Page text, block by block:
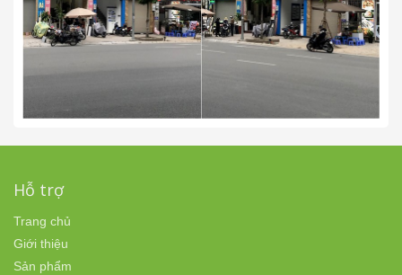
Hỗ trợ
Trang chủ
Giới thiệu
Sản phẩm